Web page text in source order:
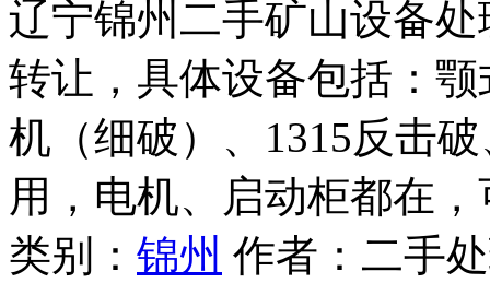
辽宁锦州二手矿山设备
转让，具体设备包括：
机（细破）、1315反击
用，电机、启动柜都在
类别： 锦州 作者： 二手